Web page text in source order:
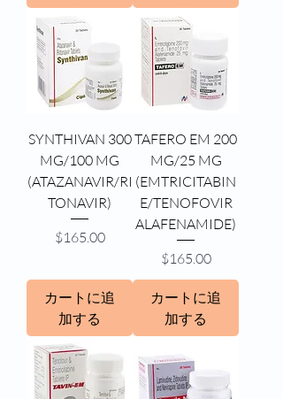
SYNTHIVAN 300
MG/100 MG
(ATAZANAVIR/RI
TONAVIR)
価格
$165.00
カートに追
加する
TAFERO EM 200
MG/25 MG
(EMTRICITABIN
E/TENOFOVIR
ALAFENAMIDE)
価格
$165.00
カートに追
加する